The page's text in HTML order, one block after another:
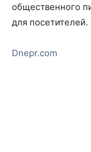
общественного
для посетителей.
Dnepr.com